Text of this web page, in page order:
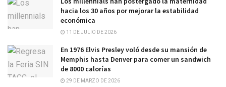
hacia los 30 años por mejorar la estabilidad
económica
11 DE JULIO DE 2026
En 1976 Elvis Presley voló desde su mansión de
Memphis hasta Denver para comer un sandwich
de 8000 calorías
29 DE MARZO DE 2026